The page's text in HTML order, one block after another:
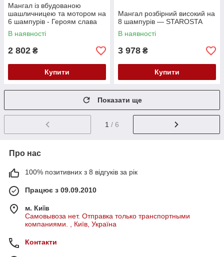
Мангал із вбудованою
шашличницею та мотором на
6 шампурів - Героям слава
В наявності
2 802 ₴
Купити
Мангал розбірний високий на
8 шампурів — STAROSTA
В наявності
3 978 ₴
Купити
Показати ще
1 / 6
Про нас
100% позитивних з 8 відгуків за рік
Працює з 09.09.2010
м. Київ
Самовывоза нет. Отправка только транспортными
компаниями. , Київ, Україна
Контакти